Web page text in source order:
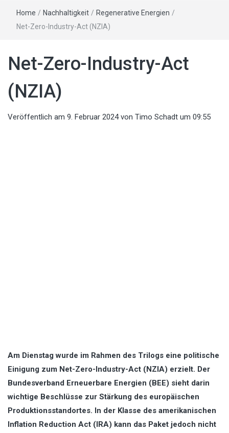
Home / Nachhaltigkeit / Regenerative Energien /
Net-Zero-Industry-Act (NZIA)
Net-Zero-Industry-Act
(NZIA)
Veröffentlich am 9. Februar 2024von Timo Schadt um 09:55
Am Dienstag wurde im Rahmen des Trilogs eine politische
Einigung zum Net-Zero-Industry-Act (NZIA) erzielt. Der
Bundesverband Erneuerbare Energien (BEE) sieht darin
wichtige Beschlüsse zur Stärkung des europäischen
Produktionsstandortes. In der Klasse des amerikanischen
Inflation Reduction Act (IRA) kann das Paket jedoch nicht